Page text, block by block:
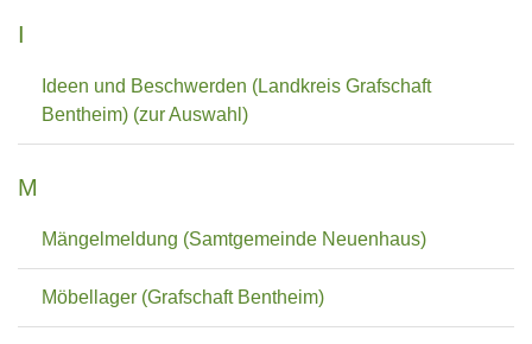
I
Ideen und Beschwerden (Landkreis Grafschaft
Bentheim) (zur Auswahl)
M
Mängelmeldung (Samtgemeinde Neuenhaus)
Möbellager (Grafschaft Bentheim)